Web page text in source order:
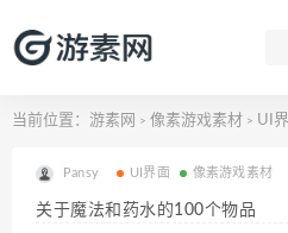
当前位置： 游素网 > 像素游戏素材 > UI
Pansy UI界面 像素游戏素材
关于魔法和药水的100个物品